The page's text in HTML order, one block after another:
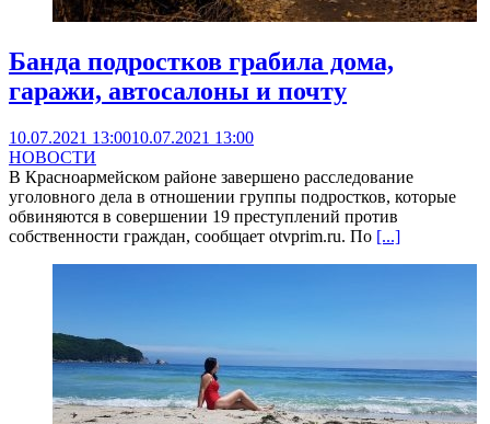
Банда подростков грабила дома,
гаражи, автосалоны и почту
10.07.2021 13:0010.07.2021 13:00
НОВОСТИ
В Красноармейском районе завершено расследование
уголовного дела в отношении группы подростков, которые
обвиняются в совершении 19 преступлений против
собственности граждан, сообщает otvprim.ru. По [...]